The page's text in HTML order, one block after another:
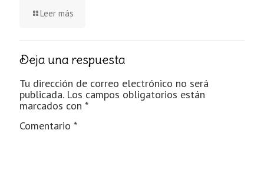
Leer más
Deja una respuesta
Tu dirección de correo electrónico no será
publicada. Los campos obligatorios están
marcados con *
Comentario *